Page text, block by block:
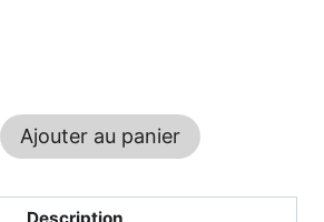
Ajouter au panier